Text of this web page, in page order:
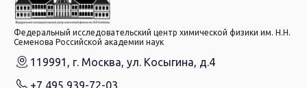
Федеральный исследовательский центр химической физики им. Н.Н.
Семенова Российской академии наук
119991, г. Москва, ул. Косыгина, д.4
+7 495 939-72-03